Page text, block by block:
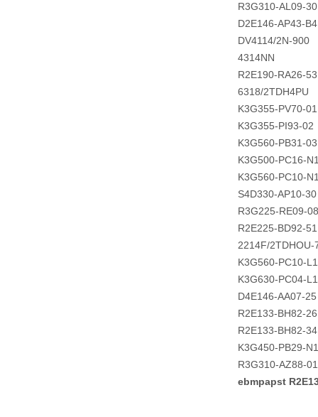
R3G310-AL09-30
D2E146-AP43-B4
DV4114/2N-900
4314NN
R2E190-RA26-53
6318/2TDH4PU
K3G355-PV70-01
K3G355-PI93-02
K3G560-PB31-03
K3G500-PC16-
K3G560-PC10-
S4D330-AP10-30
R3G225-RE09-08
R2E225-BD92-51
2214F/2TDHOU-
K3G560-PC10-L1
K3G630-PC04-L1
D4E146-AA07-25
R2E133-BH82-26
R2E133-BH82-34
K3G450-PB29-N1
R3G310-AZ88-01
ebmpapst